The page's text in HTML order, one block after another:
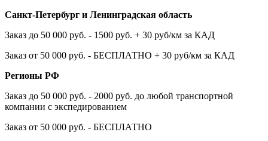
Санкт-Петербург и Ленинградская область
Заказ до 50 000 руб. - 1500 руб. + 30 руб/км за КАД
Заказ от 50 000 руб. - БЕСПЛАТНО + 30 руб/км за КАД
Регионы РФ
Заказ до 50 000 руб. - 2000 руб. до любой транспортной
компании с экспедированием
Заказ от 50 000 руб. - БЕСПЛАТНО